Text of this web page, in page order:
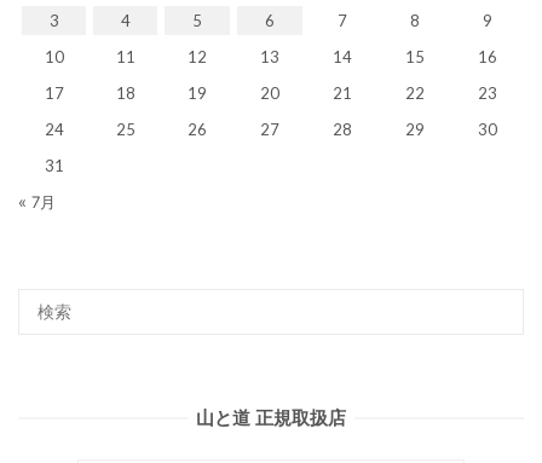
3 4 5 6 7 8
9
10
11 12 13 14 15
16
17
18 19 20 21 22
23
24
25 26 27 28 29
30
31
« 7月
山と道 正規取扱店